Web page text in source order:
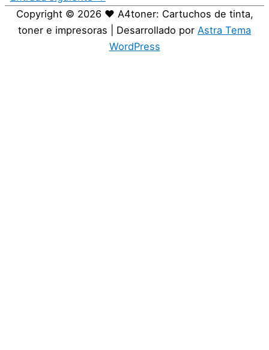
Copyright © 2026 ❤️ A4toner: Cartuchos de tinta,
toner e impresoras | Desarrollado por Astra Tema
WordPress